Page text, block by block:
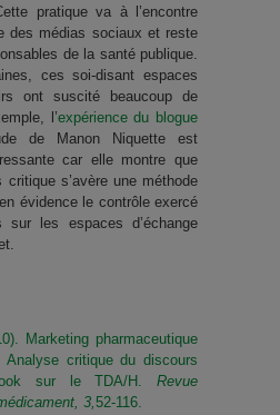
pratique va à l’encontre
des médias sociaux et reste
de la santé publique.
ces soi-disant espaces
ont suscité beaucoup de
l’expérience du blogue
de Manon Niquette est
car elle montre que
critique s’avère une méthode
évidence le contrôle exercé
sur les espaces d’échange
Marketing pharmaceutique
critique du discours
sur le TDA/H. Revue
3,52-116.